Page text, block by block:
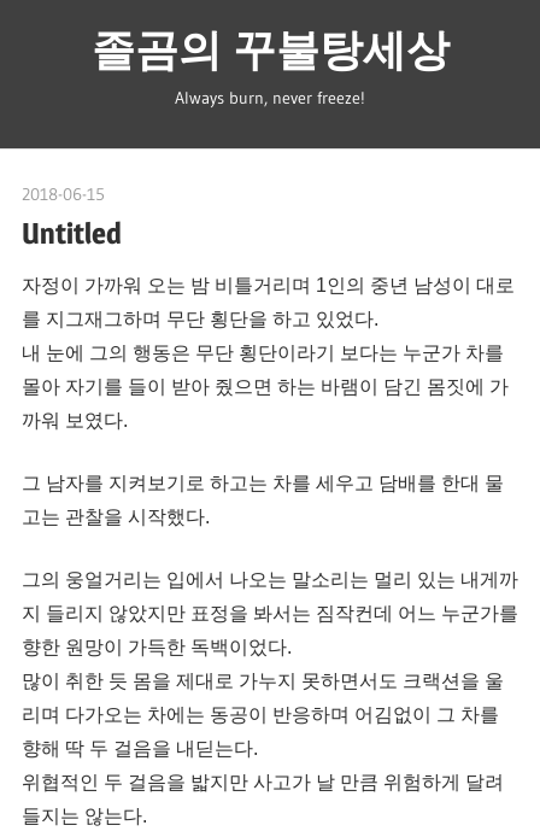
졸곰의 꾸불탕세상
Always burn, never freeze!
2018-06-15
Untitled
자정이 가까워 오는 밤 비틀거리며 1인의 중년 남성이 대로
를 지그재그하며 무단 횡단을 하고 있었다.
내 눈에 그의 행동은 무단 횡단이라기 보다는 누군가 차를
몰아 자기를 들이 받아 줬으면 하는 바램이 담긴 몸짓에 가
까워 보였다.
그 남자를 지켜보기로 하고는 차를 세우고 담배를 한대 물
고는 관찰을 시작했다.
그의 웅얼거리는 입에서 나오는 말소리는 멀리 있는 내게까
지 들리지 않았지만 표정을 봐서는 짐작컨데 어느 누군가를
향한 원망이 가득한 독백이었다.
많이 취한 듯 몸을 제대로 가누지 못하면서도 크랙션을 울
리며 다가오는 차에는 동공이 반응하며 어김없이 그 차를
향해 딱 두 걸음을 내딛는다.
위협적인 두 걸음을 밟지만 사고가 날 만큼 위험하게 달려
들지는 않는다.